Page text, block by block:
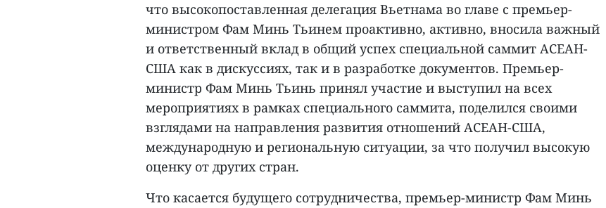
что высокопоставленная делегация Вьетнама во главе с премьер-
министром Фам Минь Тьинем проактивно, активно, вносила важный
и ответственный вклад в общий успех специальной саммит АСЕАН-
США как в дискуссиях, так и в разработке документов. Премьер-
министр Фам Минь Тьинь принял участие и выступил на всех
мероприятиях в рамках специального саммита, поделился своими
взглядами на направления развития отношений АСЕАН-США,
международную и региональную ситуации, за что получил высокую
оценку от других стран.
Что касается будущего сотрудничества, премьер-министр Фам Минь